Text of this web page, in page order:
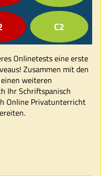
C2
Onlinetests eine erste
Zusammen mit den
weiteren
Ihr Schriftspanisch
Online Privatunterricht